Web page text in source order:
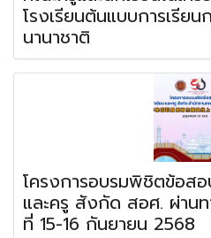
โรงเรียนต้นแบบการเรีย
นานาชาติ
โครงการอบรมพิชิตข้อส
และครู สังกัด สอศ. ผ่าน
ที่ 15-16 กันยายน 2568